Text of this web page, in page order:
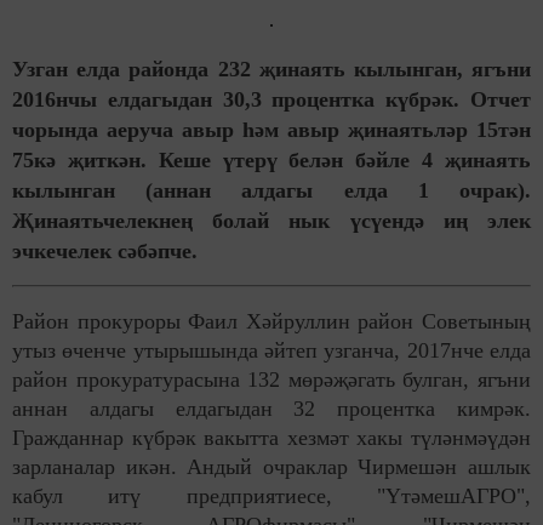
Узган елда районда 232 җинаять кылынган, ягъни
2016нчы елдагыдан 30,3 процентка күбрәк. Отчет
чорында аеруча авыр һәм авыр җинаятьләр 15тән
75кә җиткән. Кеше үтерү белән бәйле 4 җинаять
кылынган (аннан алдагы елда 1 очрак).
Җинаятьчелекнең болай нык үсүендә иң элек
эчкечелек сәбәпче.
Район прокуроры Фаил Хәйруллин район Советының
утыз өченче утырышында әйтеп узганча, 2017нче елда
район прокуратурасына 132 мөрәҗәгать булган, ягъни
аннан алдагы елдагыдан 32 процентка кимрәк.
Гражданнар күбрәк вакытта хезмәт хакы түләнмәүдән
зарланалар икән. Андый очраклар Чирмешән ашлык
кабул итү предприятиесе, "ҮтәмешАГРО",